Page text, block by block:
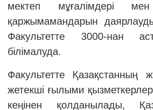
мектеп мұғалімдері
қаржымамандарын
Факультетте 3000-нан
білімалуда.
Факультетте Қазақстанның
жетекші ғылыми
кеңінен қолданылады,